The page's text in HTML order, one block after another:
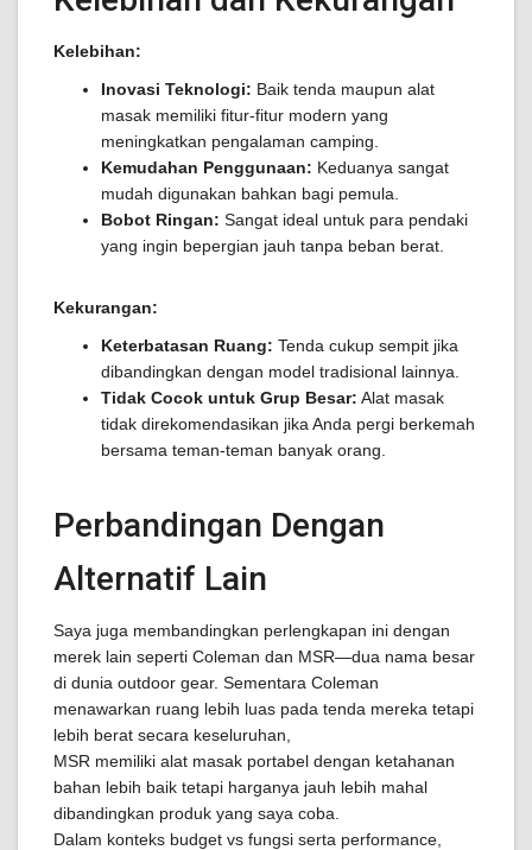
Kelebihan:
Inovasi Teknologi: Baik tenda maupun alat
masak memiliki fitur-fitur modern yang
meningkatkan pengalaman camping.
Kemudahan Penggunaan: Keduanya sangat
mudah digunakan bahkan bagi pemula.
Bobot Ringan: Sangat ideal untuk para pendaki
yang ingin bepergian jauh tanpa beban berat.
Kekurangan:
Keterbatasan Ruang: Tenda cukup sempit jika
dibandingkan dengan model tradisional lainnya.
Tidak Cocok untuk Grup Besar: Alat masak
tidak direkomendasikan jika Anda pergi berkemah
bersama teman-teman banyak orang.
Perbandingan Dengan
Alternatif Lain
Saya juga membandingkan perlengkapan ini dengan
merek lain seperti Coleman dan MSR—dua nama besar
di dunia outdoor gear. Sementara Coleman
menawarkan ruang lebih luas pada tenda mereka tetapi
lebih berat secara keseluruhan,
MSR memiliki alat masak portabel dengan ketahanan
bahan lebih baik tetapi harganya jauh lebih mahal
dibandingkan produk yang saya coba.
Dalam konteks budget vs fungsi serta performance,